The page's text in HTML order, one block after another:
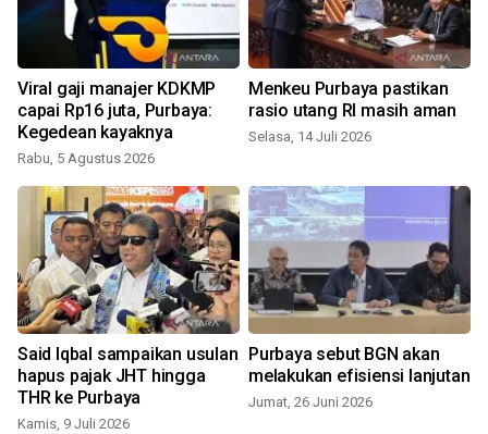
Viral gaji manajer KDKMP
capai Rp16 juta, Purbaya:
Kegedean kayaknya
Rabu, 5 Agustus 2026
Menkeu Purbaya pastikan
rasio utang RI masih aman
Selasa, 14 Juli 2026
Said Iqbal sampaikan usulan
hapus pajak JHT hingga
THR ke Purbaya
Kamis, 9 Juli 2026
Purbaya sebut BGN akan
melakukan efisiensi lanjutan
Jumat, 26 Juni 2026